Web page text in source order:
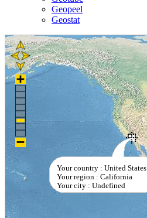
Geopeel
Geostat
Your country : United States
Your region : California
Your city : Undefined